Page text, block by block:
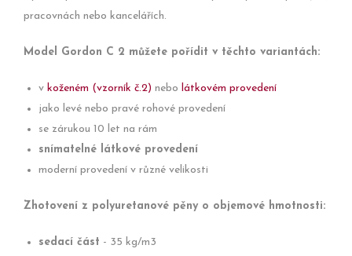
pracovnách nebo kancelářích.
Model Gordon C 2 můžete pořídit v těchto variantách:
v koženém (vzorník č.2) nebo látkovém provedení
jako levé nebo pravé rohové provedení
se zárukou 10 let na rám
snímatelné látkové provedení
moderní provedení v různé velikosti
Zhotovení z polyuretanové pěny o objemové hmotnosti:
sedací část - 35 kg/m3